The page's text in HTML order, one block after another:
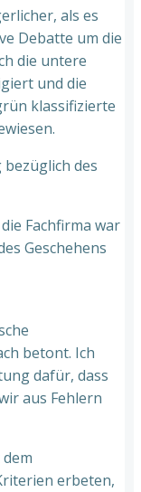
als es
Debatte um die
die untere
und die
klassifizierte
bezüglich des
Fachfirma war
Geschehens
betont. Ich
dafür, dass
aus Fehlern
erbeten,